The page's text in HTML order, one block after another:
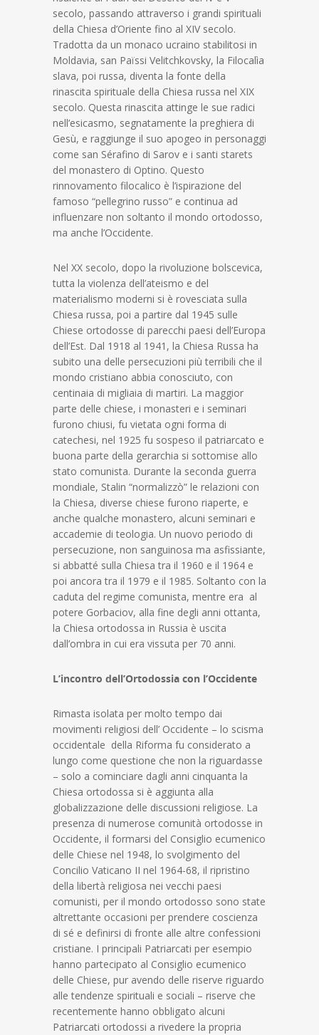
secolo, passando attraverso i grandi spirituali
della Chiesa d’Oriente fino al XIV secolo.
Tradotta da un monaco ucraino stabilitosi in
Moldavia, san Païssi Velitchkovsky, la Filocalìa
slava, poi russa, diventa la fonte della
rinascita spirituale della Chiesa russa nel XIX
secolo. Questa rinascita attinge le sue radici
nell’esicasmo, segnatamente la preghiera di
Gesù, e raggiunge il suo apogeo in personaggi
come san Sérafino di Sarov e i santi starets
del monastero di Optino. Questo
rinnovamento filocalico è l’ispirazione del
famoso “pellegrino russo” e continua ad
influenzare non soltanto il mondo ortodosso,
ma anche l’Occidente.
Nel XX secolo, dopo la rivoluzione bolscevica,
tutta la violenza dell’ateismo e del
materialismo moderni si è rovesciata sulla
Chiesa russa, poi a partire dal 1945 sulle
Chiese ortodosse di parecchi paesi dell’Europa
dell’Est. Dal 1918 al 1941, la Chiesa Russa ha
subito una delle persecuzioni più terribili che il
mondo cristiano abbia conosciuto, con
centinaia di migliaia di martiri. La maggior
parte delle chiese, i monasteri e i seminari
furono chiusi, fu vietata ogni forma di
catechesi, nel 1925 fu sospeso il patriarcato e
buona parte della gerarchia si sottomise allo
stato comunista. Durante la seconda guerra
mondiale, Stalin “normalizzò” le relazioni con
la Chiesa, diverse chiese furono riaperte, e
anche qualche monastero, alcuni seminari e
accademie di teologia. Un nuovo periodo di
persecuzione, non sanguinosa ma asfissiante,
si abbatté sulla Chiesa tra il 1960 e il 1964 e
poi ancora tra il 1979 e il 1985. Soltanto con la
caduta del regime comunista, mentre era al
potere Gorbaciov, alla fine degli anni ottanta,
la Chiesa ortodossa in Russia è uscita
dall’ombra in cui era vissuta per 70 anni.
L’incontro dell’Ortodossia con l’Occidente
Rimasta isolata per molto tempo dai
movimenti religiosi dell’ Occidente – lo scisma
occidentale della Riforma fu considerato a
lungo come questione che non la riguardasse
– solo a cominciare dagli anni cinquanta la
Chiesa ortodossa si è aggiunta alla
globalizzazione delle discussioni religiose. La
presenza di numerose comunità ortodosse in
Occidente, il formarsi del Consiglio ecumenico
delle Chiese nel 1948, lo svolgimento del
Concilio Vaticano II nel 1964-68, il ripristino
della libertà religiosa nei vecchi paesi
comunisti, per il mondo ortodosso sono state
altrettante occasioni per prendere coscienza
di sé e definirsi di fronte alle altre confessioni
cristiane. I principali Patriarcati per esempio
hanno partecipato al Consiglio ecumenico
delle Chiese, pur avendo delle riserve riguardo
alle tendenze spirituali e sociali – riserve che
recentemente hanno obbligato alcuni
Patriarcati ortodossi a rivedere la propria